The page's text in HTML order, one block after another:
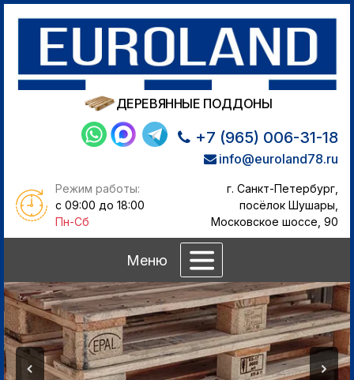
ДЕРЕВЯННЫЕ ПОДДОНЫ
+7 (965) 006-31-18
info@euroland78.ru
Режим работы:
с 09:00 до 18:00
Пн-Сб
г. Санкт-Петербург,
посёлок Шушары,
Московское шоссе, 90
Меню